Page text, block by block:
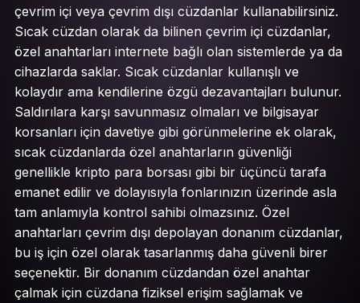
çevrim içi veya çevrim dışı cüzdanlar kullanabilirsiniz.
Sıcak cüzdan olarak da bilinen çevrim içi cüzdanlar,
özel anahtarları internete bağlı olan sistemlerde ya da
cihazlarda saklar. Sıcak cüzdanlar kullanışlı ve
kolaydır ama kendilerine özgü dezavantajları bulunur.
Saldırılara karşı savunmasız olmaları ve bilgisayar
korsanları için davetiye gibi görünmelerine ek olarak,
sıcak cüzdanlarda özel anahtarların güvenliği
genellikle kripto para borsası gibi bir üçüncü tarafa
emanet edilir ve dolayısıyla fonlarınızın üzerinde asla
tam anlamıyla kontrol sahibi olmazsınız. Özel
anahtarları çevrim dışı depolayan donanım cüzdanlar,
bu iş için özel olarak tasarlanmış daha güvenli birer
seçenektir. Bir donanım cüzdandan özel anahtar
çalmak için cüzdana fiziksel erişim sağlamak ve